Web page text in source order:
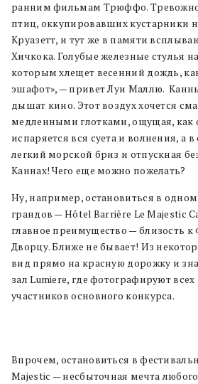
ранним фильмам Трюффо.
птиц, оккупировавших кустарники
Круазетт, и тут же в памяти
Хичкока. Голубые железные стулья
которым хлещет весенний дождь,
эшафот», — привет Луи Маллю.
дышат кино. Этот воздух хочется
медленными глотками, ощущая, как
испаряется вся суета и волнения, а
легкий морской бриз и отпускная
Каннах! Чего еще можно пожелать?
Ну, например, остановиться в
грандов — Hôtel Barrière Le Majestic
главное преимущество — близость
Дворцу. Ближе не бывает! Из
вид прямо на красную дорожку и
зал Lumiere, где фотографируют
участников основного конкурса.
Впрочем, остановиться в
Majestic — несбыточная мечта